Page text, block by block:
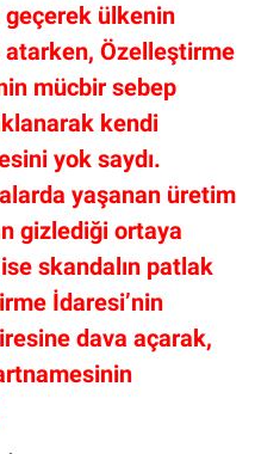
ülkenin
Özelleştirme
mücbir sebep
kendi
yok saydı.
yaşanan üretim
gizlediği ortaya
skandalın patlak
İdaresi’nin
dava açarak,